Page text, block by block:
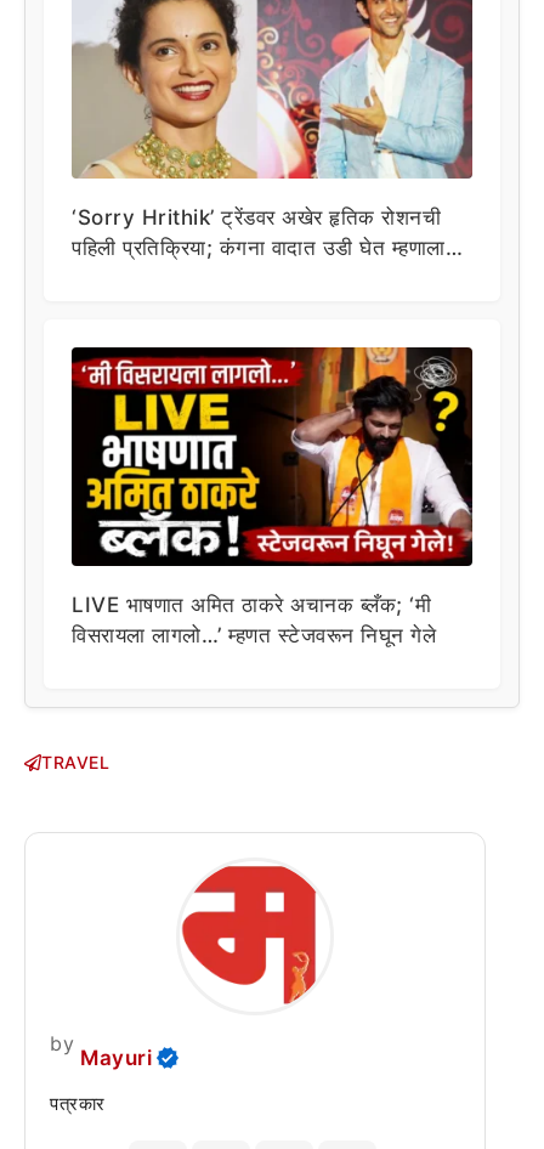
‘Sorry Hrithik’ ट्रेंडवर अखेर हृतिक रोशनची
पहिली प्रतिक्रिया; कंगना वादात उडी घेत म्हणाला…
LIVE भाषणात अमित ठाकरे अचानक ब्लँक; ‘मी
विसरायला लागलो…’ म्हणत स्टेजवरून निघून गेले
TRAVEL
by
Mayuri
पत्रकार